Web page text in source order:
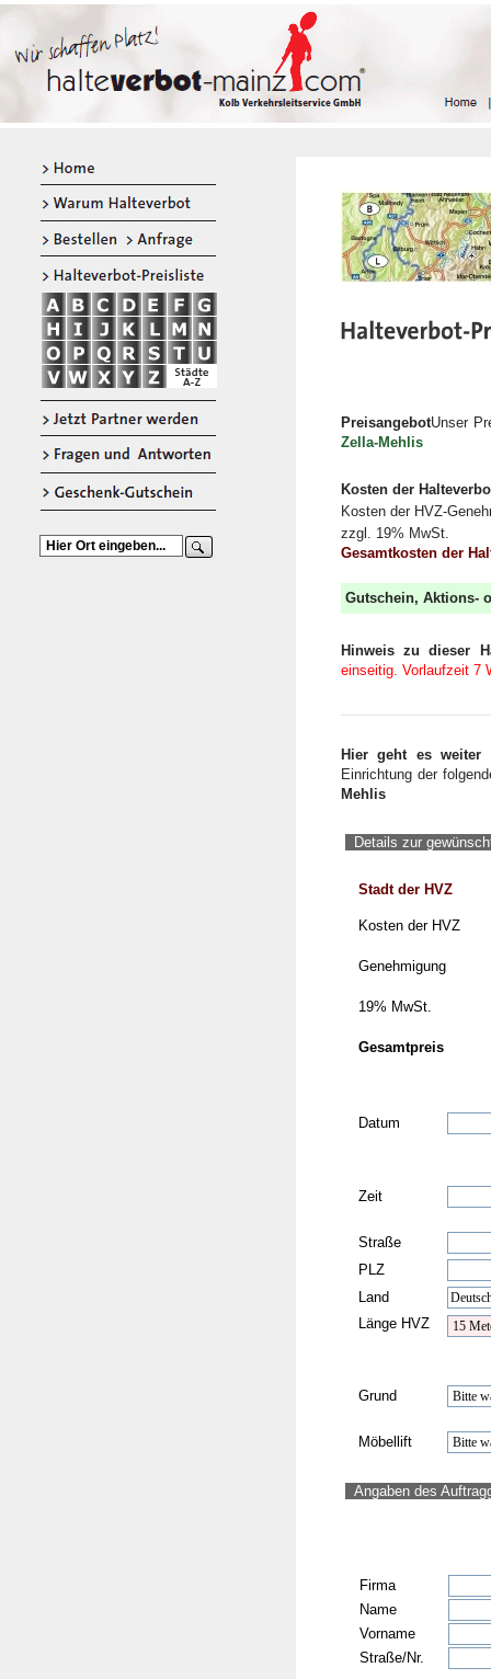
PreisangebotUnser
Zella-Mehlis
Kosten der
Kosten der HVZ-
zzgl. 19% MwSt.
Gesamtkosten der
Gutschein, Aktions-
Hinweis zu dieser
einseitig. Vorlaufzeit 7
Hier geht es
Einrichtung der
Mehlis